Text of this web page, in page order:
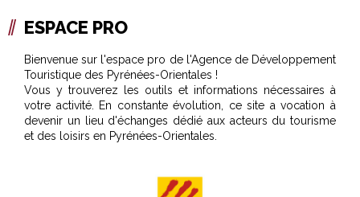
ESPACE PRO
Bienvenue sur l'espace pro de l'Agence de Développement
Touristique des Pyrénées-Orientales !
Vous y trouverez les outils et informations nécessaires à
votre activité. En constante évolution, ce site a vocation à
devenir un lieu d'échanges dédié aux acteurs du tourisme
et des loisirs en Pyrénées-Orientales.